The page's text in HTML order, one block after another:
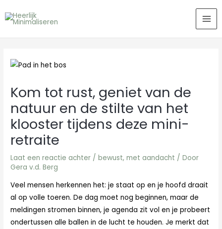
naar
Kom tot rust, geniet van de
natuur en de stilte van het
klooster tijdens deze mini-
retraite
Laat een reactie achter /bewust,met aandacht / Door
Gera v.d. Berg
Veel mensen herkennen het: je staat op en je hoofd draait
al op volle toeren. De dag moet nog beginnen, maar de
meldingen stromen binnen, je agenda zit vol en je probeert
ondertussen alle ballen in de lucht te houden. Je merkt dat